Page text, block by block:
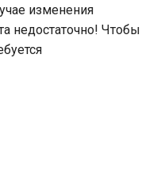
изменения
недостаточно! Чтобы